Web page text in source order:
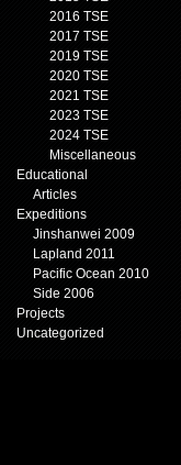
2016 TSE
2017 TSE
2019 TSE
2020 TSE
2021 TSE
2023 TSE
2024 TSE
Miscellaneous
Educational
Articles
Expeditions
Jinshanwei 2009
Lapland 2011
Pacific Ocean 2010
Side 2006
Projects
Uncategorized